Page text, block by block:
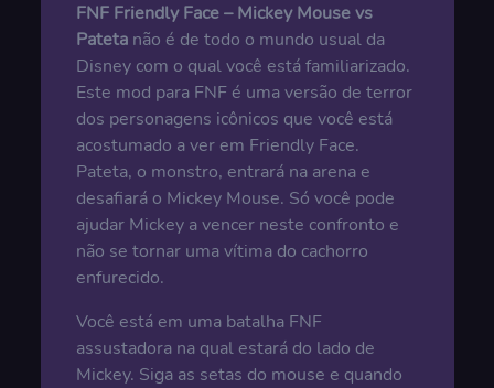
FNF Friendly Face – Mickey Mouse vs
Patetanão é de todo o mundo usual da
Disney com o qual você está familiarizado.
Este mod para FNF é uma versão de terror
dos personagens icônicos que você está
acostumado a ver em Friendly Face.
Pateta, o monstro, entrará na arena e
desafiará o Mickey Mouse. Só você pode
ajudar Mickey a vencer neste confronto e
não se tornar uma vítima do cachorro
enfurecido.
Você está em uma batalha FNF
assustadora na qual estará do lado de
Mickey. Siga as setas do mouse e quando